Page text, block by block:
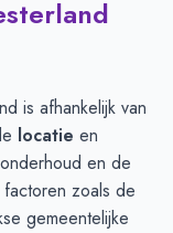
is afhankelijk van
locatie en
en de
zoals de
gemeentelijke